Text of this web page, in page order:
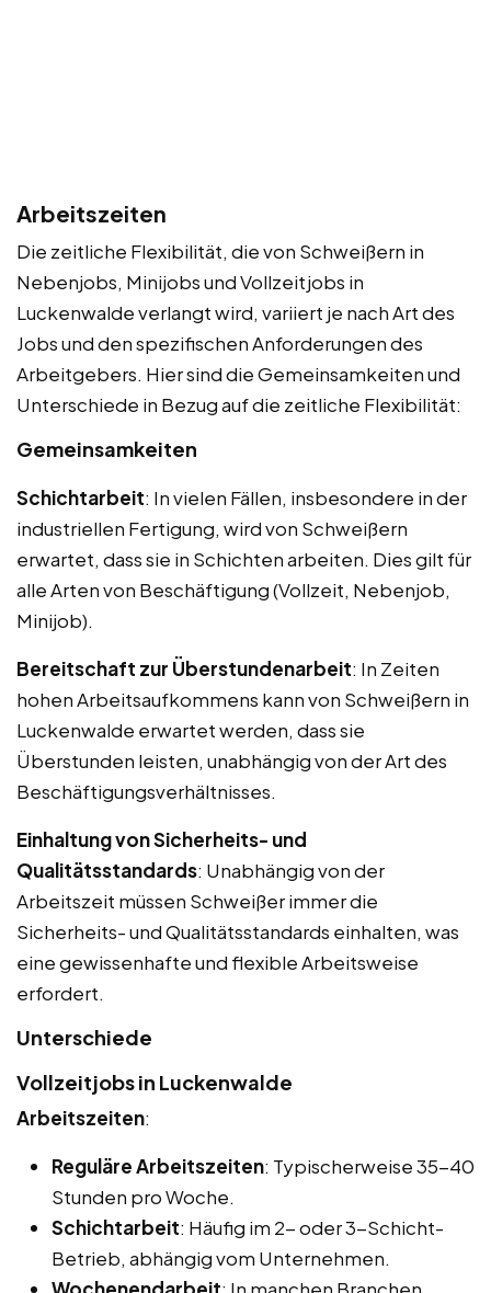
Arbeitszeiten
Die zeitliche Flexibilität, die von Schweißern in
Nebenjobs, Minijobs und Vollzeitjobs in
Luckenwalde verlangt wird, variiert je nach Art des
Jobs und den spezifischen Anforderungen des
Arbeitgebers. Hier sind die Gemeinsamkeiten und
Unterschiede in Bezug auf die zeitliche Flexibilität:
Gemeinsamkeiten
Schichtarbeit: In vielen Fällen, insbesondere in der
industriellen Fertigung, wird von Schweißern
erwartet, dass sie in Schichten arbeiten. Dies gilt für
alle Arten von Beschäftigung (Vollzeit, Nebenjob,
Minijob).
Bereitschaft zur Überstundenarbeit: In Zeiten
hohen Arbeitsaufkommens kann von Schweißern in
Luckenwalde erwartet werden, dass sie
Überstunden leisten, unabhängig von der Art des
Beschäftigungsverhältnisses.
Einhaltung von Sicherheits- und
Qualitätsstandards: Unabhängig von der
Arbeitszeit müssen Schweißer immer die
Sicherheits- und Qualitätsstandards einhalten, was
eine gewissenhafte und flexible Arbeitsweise
erfordert.
Unterschiede
Vollzeitjobs in Luckenwalde
Arbeitszeiten:
Reguläre Arbeitszeiten: Typischerweise 35-40
Stunden pro Woche.
Schichtarbeit: Häufig im 2- oder 3-Schicht-
Betrieb, abhängig vom Unternehmen.